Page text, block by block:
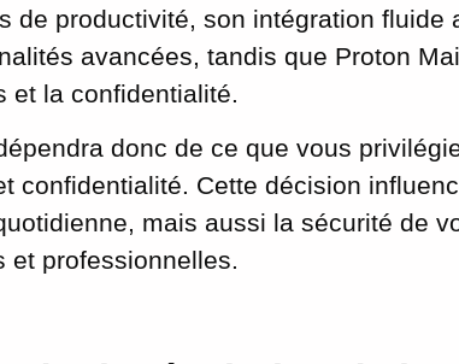
de productivité, son intégration fluide
avancées, tandis que Proton
et la confidentialité.
donc de ce que vous
confidentialité. Cette décision
mais aussi la sécurité de
et professionnelles.